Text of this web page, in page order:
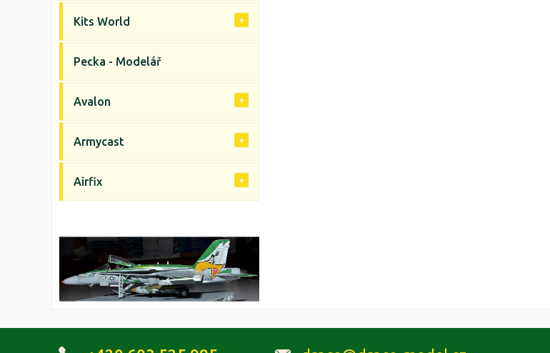
Kits World
Pecka - Modelář
Avalon
Armycast
Airfix